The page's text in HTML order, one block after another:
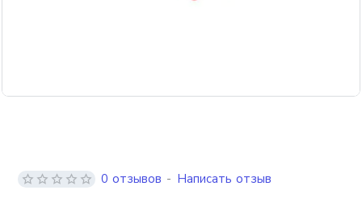
0 отзывов - Написать отзыв